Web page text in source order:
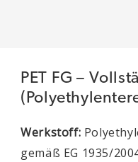
PET FG –
Werkstoff:
gemäß EG 1935/